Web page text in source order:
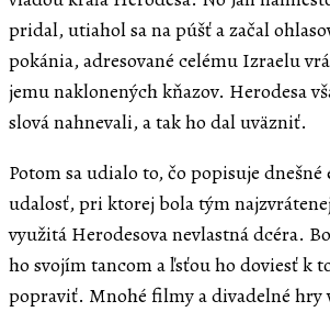
pridal, utiahol sa na púšť a začal
pokánia, adresované celému Izraelu
jemu naklonených kňazov. Herodesa
slová nahnevali, a tak ho dal uväzniť.
Potom sa udialo to, čo popisuje
udalosť, pri ktorej bola tým
využitá Herodesova nevlastná dcéra.
ho svojím tancom a ľsťou ho doviesť k
popraviť. Mnohé filmy a divadelné hry